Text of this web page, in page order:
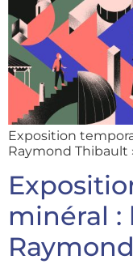
Exposition
Raymond Thibault
minéral :